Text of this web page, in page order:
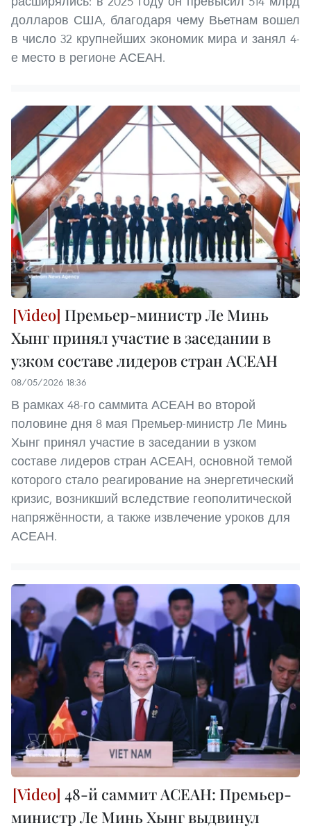
долларов США, благодаря чему Вьетнам вошел
в число 32 крупнейших экономик мира и занял 4-
е место в регионе АСЕАН.
Премьер-министр Ле Минь
Хынг принял участие в заседании в
узком составе лидеров стран АСЕАН
08/05/2026 18:36
В рамках 48-го саммита АСЕАН во второй
половине дня 8 мая Премьер-министр Ле Минь
Хынг принял участие в заседании в узком
составе лидеров стран АСЕАН, основной темой
которого стало реагирование на энергетический
кризис, возникший вследствие геополитической
напряжённости, а также извлечение уроков для
АСЕАН.
48-й саммит АСЕАН: Премьер-
министр Ле Минь Хынг выдвинул